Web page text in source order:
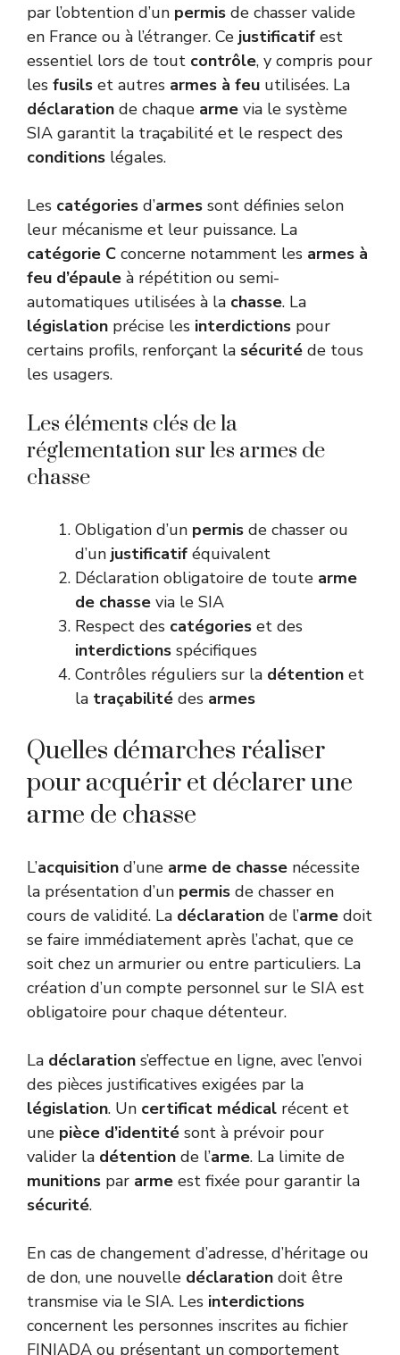
par l’obtention d’un permis de chasser valide
en France ou à l’étranger. Ce justificatif est
essentiel lors de tout contrôle, y compris pour
les fusils et autres armes à feu utilisées. La
déclaration de chaque arme via le système
SIA garantit la traçabilité et le respect des
conditions légales.
Les catégories d’armes sont définies selon
leur mécanisme et leur puissance. La
catégorie C concerne notamment les armes à
feu d’épaule à répétition ou semi-
automatiques utilisées à la chasse. La
législation précise les interdictions pour
certains profils, renforçant la sécurité de tous
les usagers.
Les éléments clés de la
réglementation sur les armes de
chasse
Obligation d’un permis de chasser ou
d’un justificatif équivalent
Déclaration obligatoire de toute arme
de chasse via le SIA
Respect des catégories et des
interdictions spécifiques
Contrôles réguliers sur la détention et
la traçabilité des armes
Quelles démarches réaliser
pour acquérir et déclarer une
arme de chasse
L’acquisition d’une arme de chasse nécessite
la présentation d’un permis de chasser en
cours de validité. La déclaration de l’arme doit
se faire immédiatement après l’achat, que ce
soit chez un armurier ou entre particuliers. La
création d’un compte personnel sur le SIA est
obligatoire pour chaque détenteur.
La déclaration s’effectue en ligne, avec l’envoi
des pièces justificatives exigées par la
législation. Un certificat médical récent et
une pièce d’identité sont à prévoir pour
valider la détention de l’arme. La limite de
munitions par arme est fixée pour garantir la
sécurité.
En cas de changement d’adresse, d’héritage ou
de don, une nouvelle déclaration doit être
transmise via le SIA. Les interdictions
concernent les personnes inscrites au fichier
FINIADA ou présentant un comportement